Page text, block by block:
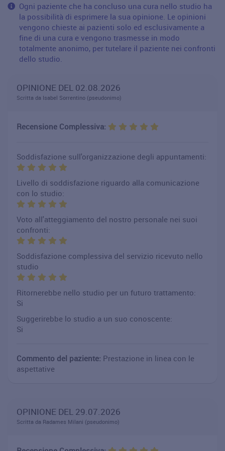
Ogni paziente che ha concluso una cura nello studio ha
la possibilità di esprimere la sua opinione. Le opinioni
vengono chieste ai pazienti solo ed esclusivamente a
fine di una cura e vengono trasmesse in modo
totalmente anonimo, per tutelare il paziente nei confronti
dello studio.
OPINIONE DEL 02.08.2026
Scritta da Isabel Sorrentino (pseudonimo)
Recensione Complessiva:
Soddisfazione sull'organizzazione degli appuntamenti:
Livello di soddisfazione riguardo alla comunicazione
con lo studio:
Voto all'atteggiamento del nostro personale nei suoi
confronti:
Soddisfazione complessiva del servizio ricevuto nello
studio
Ritornerebbe nello studio per un futuro trattamento:
Si
Suggerirebbe lo studio a un suo conoscente:
Si
Commento del paziente: Prestazione in linea con le
aspettative
OPINIONE DEL 29.07.2026
Scritta da Radames Milani (pseudonimo)